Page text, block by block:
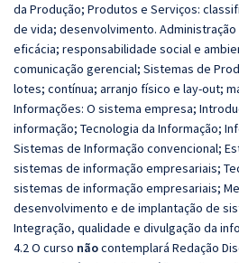
da Produção; Produtos e Serviços:
de vida; desenvolvimento.
eficácia; responsabilidade social e
comunicação gerencial; Sistemas de
lotes; contínua; arranjo físico e lay-out;
Informações: O sistema empresa;
informação; Tecnologia da Informação;
Sistemas de Informação convencional;
sistemas de informação empresariais;
sistemas de informação empresariais;
desenvolvimento e de implantação de
Integração, qualidade e divulgação da
4.2 O curso nãocontemplará Redação